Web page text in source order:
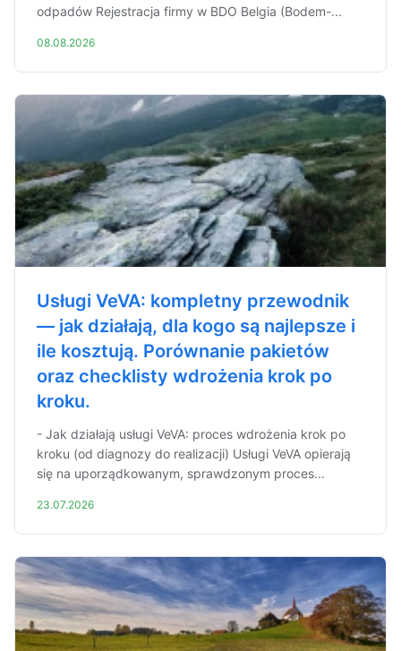
odpadów Rejestracja firmy w BDO Belgia (Bodem-...
08.08.2026
Usługi VeVA: kompletny przewodnik
— jak działają, dla kogo są najlepsze i
ile kosztują. Porównanie pakietów
oraz checklisty wdrożenia krok po
kroku.
- Jak działają usługi VeVA: proces wdrożenia krok po
kroku (od diagnozy do realizacji) Usługi VeVA opierają
się na uporządkowanym, sprawdzonym proces...
23.07.2026